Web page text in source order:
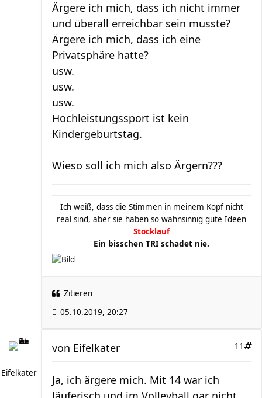
Ärgere ich mich, dass ich nicht immer
und überall erreichbar sein musste?
Ärgere ich mich, dass ich eine
Privatsphäre hatte?
usw.
usw.
usw.
Hochleistungssport ist kein
Kindergeburtstag.
Wieso soll ich mich also Ärgern???
Ich weiß, dass die Stimmen in meinem Kopf nicht
real sind, aber sie haben so wahnsinnig gute Ideen
Stocklauf
Ein bisschen TRI schadet nie.
Zitieren
05.10.2019, 20:27
Eifelkater
11
von Eifelkater
Ja, ich ärgere mich. Mit 14 war ich